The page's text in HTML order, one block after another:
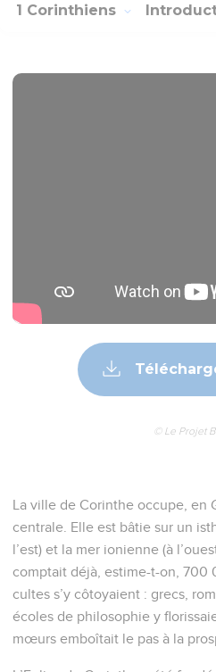
1 Corinthiens
© Le Projet
La ville de Corinthe occupe, en
centrale. Elle est bâtie sur un
l’est) et la mer ionienne (à
comptait déjà, estime-t-on, 700
cultes s’y côtoyaient : grecs,
écoles de philosophie y
mœurs emboîtait le pas à la